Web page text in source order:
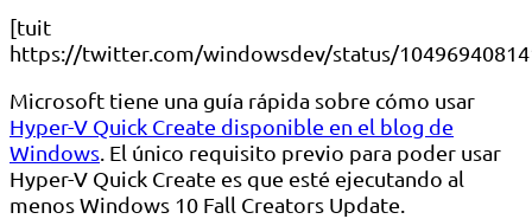
[tuit
https://twitter.com/windowsdev/status/
Microsoft tiene una guía rápida sobre cómo usar
Hyper-V Quick Create disponible en el blog de
Windows . El único requisito previo para poder usar
Hyper-V Quick Create es que esté ejecutando al
menos Windows 10 Fall Creators Update.